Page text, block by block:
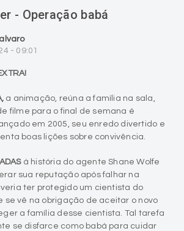
- Operação babá
- 09:01
a animação, reúna a família na sala,
filme para o final de semana é
em 2005, seu enredo divertido e
boas lições sobre convivência.
à história do agente Shane Wolfe
sua reputação após falhar na
ter protegido um cientista do
se vê na obrigação de aceitar o novo
a família desse cientista. Tal tarefa
se disfarce como babá para cuidar